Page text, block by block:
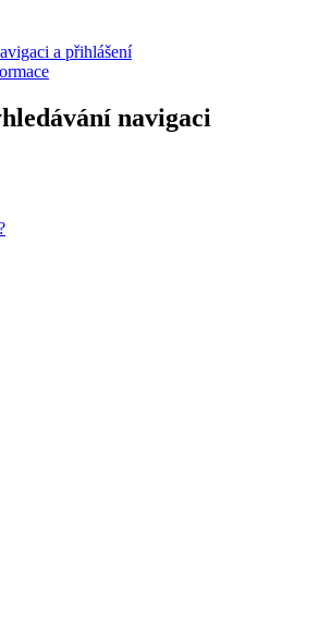
a přihlášení
navigaci